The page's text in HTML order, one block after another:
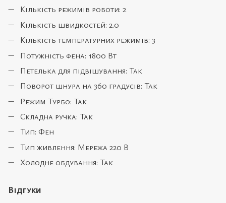
Кількість режимів роботи: 2
Кількість швидкостей: 2.0
Кількість температурних режимів: 3
Потужність фена: 1800 Вт
Петелька для підвішування: Так
Поворот шнура на 360 градусів: Так
Режим Турбо: Так
Складна ручка: Так
Тип: Фен
Тип живлення: Мережа 220 В
Холодне обдування: Так
Відгуки